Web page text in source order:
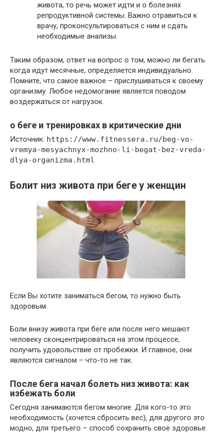
живота, то речь может идти и о болезнях
репродуктивной системы. Важно отравиться к
врачу, проконсультироваться с ним и сдать
необходимые анализы.
Таким образом, ответ на вопрос о том, можно ли бегать
когда идут месячные, определяется индивидуально.
Помните, что самое важное – прислушиваться к своему
организму. Любое недомогание является поводом
воздержаться от нагрузок.
о беге и тренировках в критические дни
Источник: https://www.fitnessera.ru/beg-vo-
vremya-mesyachnyx-mozhno-li-begat-bez-vreda-
dlya-organizma.html
Болит низ живота при беге у женщин
Если Вы хотите заниматься бегом, то нужно быть
здоровым.
Боли внизу живота при беге или после него мешают
человеку сконцентрироваться на этом процессе,
получить удовольствие от пробежки. И главное, они
являются сигналом – что-то не так.
После бега начал болеть низ живота: как
избежать боли
Сегодня занимаются бегом многие. Для кого-то это
необходимость (хочется сбросить вес), для другого это
модно, для третьего – способ сохранить своё здоровье.